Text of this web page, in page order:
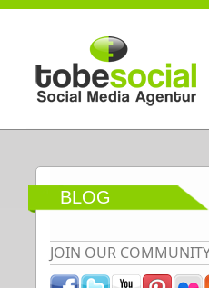
BLOG
JOIN OUR